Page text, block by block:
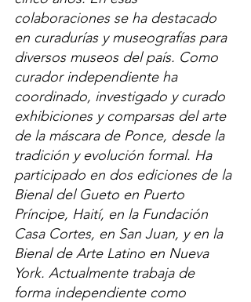
colaboraciones se ha destacado
en curadurías y museografías para
diversos museos del país. Como
curador independiente ha
coordinado, investigado y curado
exhibiciones y comparsas del arte
de la máscara de Ponce, desde la
tradición y evolución formal. Ha
participado en dos ediciones de la
Bienal del Gueto en Puerto
Príncipe, Haití, en la Fundación
Casa Cortes, en San Juan, y en la
Bienal de Arte Latino en Nueva
York. Actualmente trabaja de
forma independiente como